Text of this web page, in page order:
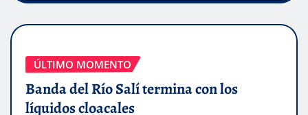
ÚLTIMO MOMENTO
Banda del Río Salí termina con los
líquidos cloacales